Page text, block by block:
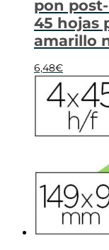
pon
45 hojas
amarillo
6,48€